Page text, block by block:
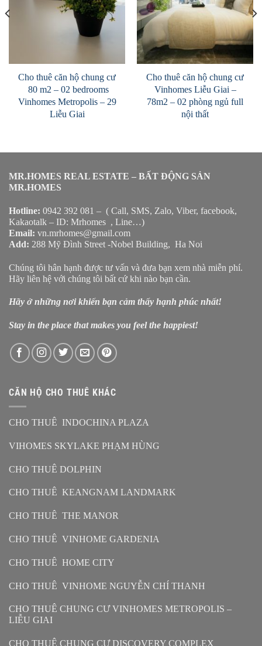
Cho thuê căn hộ chung cư
80 m2 – 02 bedrooms
Vinhomes Metropolis – 29
Liễu Giai
Cho thuê căn hộ chung cư
Vinhomes Liễu Giai –
78m2 – 02 phòng ngủ full
nội thất
MR.HOMES REAL ESTATE – BẤT ĐỘNG SẢN
MR.HOMES
Hotline: 0942 392 081 – ( Call, SMS, Zalo, Viber, facebook,
Kakaotalk – ID: Mrhomes , Line…)
Email: vn.mrhomes@gmail.com
Add: 288 Mỹ Đình Street -Nobel Building, Ha Noi
Chúng tôi hân hạnh được tư vấn và đưa bạn xem nhà miễn phí.
Hãy liên hệ với chúng tôi bất cứ khi nào bạn cần.
Hãy ở những nơi khiến bạn cảm thấy hạnh phúc nhất!
Stay in the place that makes you feel the happiest!
CĂN HỘ CHO THUÊ KHÁC
CHO THUÊ INDOCHINA PLAZA
VIHOMES SKYLAKE PHẠM HÙNG
CHO THUÊ DOLPHIN
CHO THUÊ KEANGNAM LANDMARK
CHO THUÊ THE MANOR
CHO THUÊ VINHOME GARDENIA
CHO THUÊ HOME CITY
CHO THUÊ VINHOME NGUYỄN CHÍ THANH
CHO THUÊ CHUNG CƯ VINHOMES METROPOLIS –
LIỄU GIAI
CHO THUÊ CHUNG CƯ DISCOVERY COMPLEX